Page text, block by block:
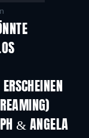
2
& ANGELA